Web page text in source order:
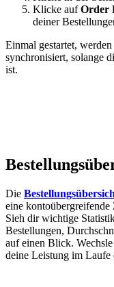
Klicke aufOrder
deiner
Einmal gestartet,
synchronisiert, solange
ist.
Die
eine kontoübergreifende
Sieh dir wichtige
Bestellungen,
auf einen Blick.
deine Leistung im